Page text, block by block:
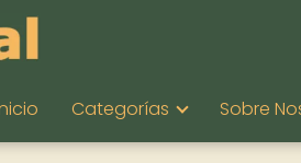
Categorías Sobre